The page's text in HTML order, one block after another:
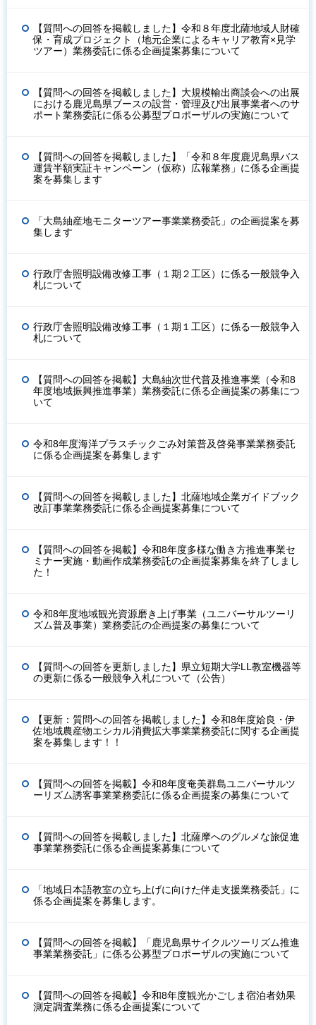
【質問への回答を掲載しました】令和８年度北薩地域人財確
保・育成プロジェクト（地元企業によるキャリア教育×見学
ツアー）業務委託に係る企画提案募集について
【質問への回答を掲載しました】大規模輸出商談会への出展
における鹿児島県ブースの設営・管理及び出展事業者へのサ
ポート業務委託に係る公募型プロポーザルの実施について
【質問への回答を掲載しました】「令和８年度鹿児島県バス
運賃半額実証キャンペーン（仮称）広報業務」に係る企画提
案を募集します
「大島紬産地モニターツアー事業業務委託」の企画提案を募
集します
行政庁舎照明設備改修工事（１期２工区）に係る一般競争入
札について
行政庁舎照明設備改修工事（１期１工区）に係る一般競争入
札について
【質問への回答を掲載】大島紬次世代普及推進事業（令和8
年度地域振興推進事業）業務委託に係る企画提案の募集につ
いて
令和8年度海洋プラスチックごみ対策普及啓発事業業務委託
に係る企画提案を募集します
【質問への回答を掲載しました】北薩地域企業ガイドブック
改訂事業業務委託に係る企画提案募集について
【質問への回答を掲載】令和8年度多様な働き方推進事業セ
ミナー実施・動画作成業務委託の企画提案募集を終了しまし
た！
令和8年度地域観光資源磨き上げ事業（ユニバーサルツーリ
ズム普及事業）業務委託の企画提案の募集について
【質問への回答を更新しました】県立短期大学LL教室機器等
の更新に係る一般競争入札について（公告）
【更新：質問への回答を掲載しました】令和8年度姶良・伊
佐地域農産物エシカル消費拡大事業業務委託に関する企画提
案を募集します！！
【質問への回答を掲載】令和8年度奄美群島ユニバーサルツ
ーリズム誘客事業業務委託に係る企画提案の募集について
【質問への回答を掲載しました】北薩摩へのグルメな旅促進
事業業務委託に係る企画提案募集について
「地域日本語教室の立ち上げに向けた伴走支援業務委託」に
係る企画提案を募集します。
【質問への回答を掲載】「鹿児島県サイクルツーリズム推進
事業業務委託」に係る公募型プロポーザルの実施について
【質問への回答を掲載】令和8年度観光かごしま宿泊者効果
測定調査業務に係る企画提案について